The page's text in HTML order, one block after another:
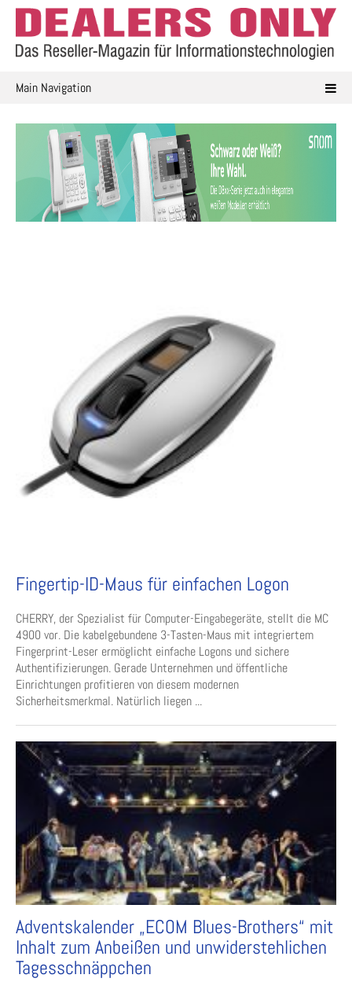
Skip
content
Main Navigation
Fingertip-ID-Maus für einfachen Logon
CHERRY, der Spezialist für Computer-Eingabegeräte, stellt die MC
4900 vor. Die kabelgebundene 3-Tasten-Maus mit integriertem
Fingerprint-Leser ermöglicht einfache Logons und sichere
Authentifizierungen. Gerade Unternehmen und öffentliche
Einrichtungen profitieren von diesem modernen
Sicherheitsmerkmal. Natürlich liegen ...
Adventskalender „ECOM Blues-Brothers“ mit
Inhalt zum Anbeißen und unwiderstehlichen
Tagesschnäppchen